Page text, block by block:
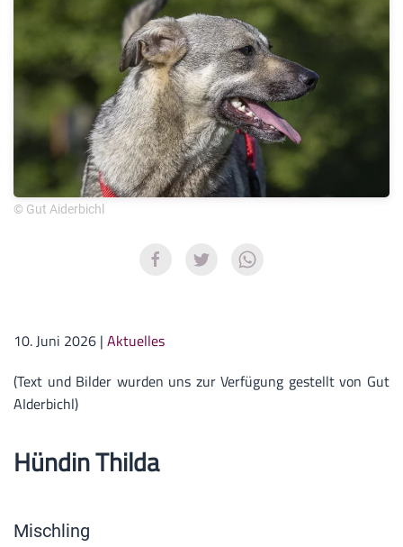
© Gut Aiderbichl
10. Juni 2026 | Aktuelles
(Text und Bilder wurden uns zur Verfügung gestellt von Gut
AIderbichl)
Hündin Thilda
Mischling